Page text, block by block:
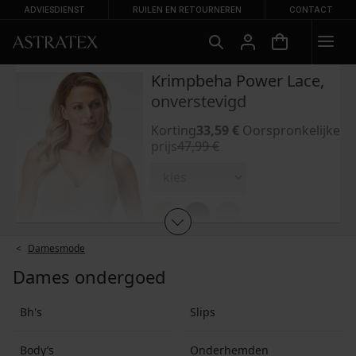
ADVIESDIENST RUILEN EN RETOURNEREN CONTACT
Sale -30%
Krimpbeha Power Lace,
onverstevigd
Korting33,59 € Oorspronkelijke
prijs47,99 €
Damesmode
Dames ondergoed
Bh's Slips
Body’s Onderhemden